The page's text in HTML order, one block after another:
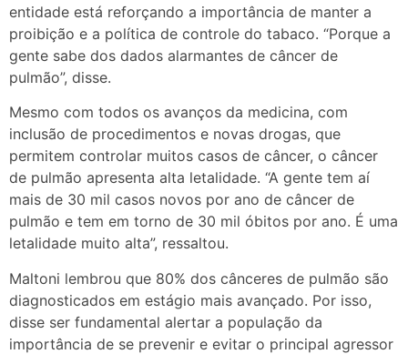
entidade está reforçando a importância de manter a
proibição e a política de controle do tabaco. “Porque a
gente sabe dos dados alarmantes de câncer de
pulmão”, disse.
Mesmo com todos os avanços da medicina, com
inclusão de procedimentos e novas drogas, que
permitem controlar muitos casos de câncer, o câncer
de pulmão apresenta alta letalidade. “A gente tem aí
mais de 30 mil casos novos por ano de câncer de
pulmão e tem em torno de 30 mil óbitos por ano. É uma
letalidade muito alta”, ressaltou.
Maltoni lembrou que 80% dos cânceres de pulmão são
diagnosticados em estágio mais avançado. Por isso,
disse ser fundamental alertar a população da
importância de se prevenir e evitar o principal agressor